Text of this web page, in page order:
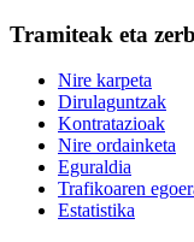
Tramiteak eta
Nire karpeta
Dirulaguntzak
Kontratazioak
Nire ordainketa
Eguraldia
Trafikoaren
Estatistika